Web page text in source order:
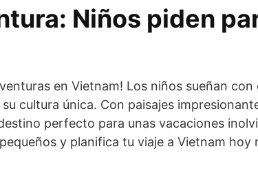
Niños piden
en Vietnam! Los niños sueñan
cultura única. Con paisajes
perfecto para unas vacaciones
y planifica tu viaje a Vietnam hoy